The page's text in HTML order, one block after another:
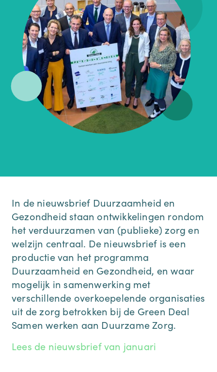
In de nieuwsbrief Duurzaamheid en
Gezondheid staan ontwikkelingen rondom
het verduurzamen van (publieke) zorg en
welzijn centraal. De nieuwsbrief is een
productie van het programma
Duurzaamheid en Gezondheid, en waar
mogelijk in samenwerking met
verschillende overkoepelende organisaties
uit de zorg betrokken bij de Green Deal
Samen werken aan Duurzame Zorg.
Lees de nieuwsbrief van januari